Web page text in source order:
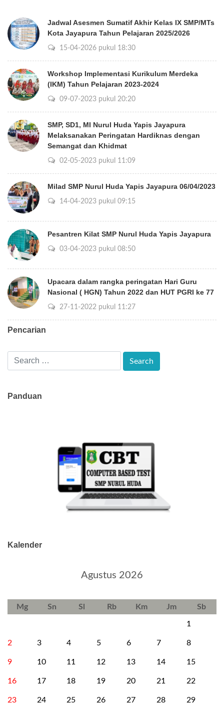
Jadwal Asesmen Sumatif Akhir Kelas IX SMP/MTs
Kota Jayapura Tahun Pelajaran 2025/2026
15-04-2026 pukul 18:30
Workshop Implementasi Kurikulum Merdeka
(IKM) Tahun Pelajaran 2023-2024
09-07-2023 pukul 20:20
SMP, SD1, MI Nurul Huda Yapis Jayapura
Melaksanakan Peringatan Hardiknas dengan
Semangat dan Khidmat
02-05-2023 pukul 11:09
Milad SMP Nurul Huda Yapis Jayapura 06/04/2023
14-04-2023 pukul 09:15
Pesantren Kilat SMP Nurul Huda Yapis Jayapura
03-04-2023 pukul 08:50
Upacara dalam rangka peringatan Hari Guru
Nasional ( HGN) Tahun 2022 dan HUT PGRI ke 77
27-11-2022 pukul 11:27
Pencarian
Panduan
Kalender
Agustus 2026
Mg Sn Sl Rb Km Jm Sb
1
2 3 4 5 6 7 8
9 10 11 12 13 14 15
16 17 18 19 20 21 22
23 24 25 26 27 28 29